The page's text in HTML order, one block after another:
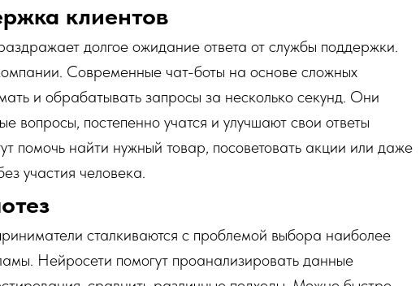
клиентов
долгое ожидание ответа от службы поддержки.
Современные чат-боты на основе сложных
и обрабатывать запросы за несколько секунд. Они
вопросы, постепенно учатся и улучшают свои ответы
помочь найти нужный товар, посоветовать акции или даже
участия человека.
сталкиваются с проблемой выбора наиболее
Нейросети помогут проанализировать данные